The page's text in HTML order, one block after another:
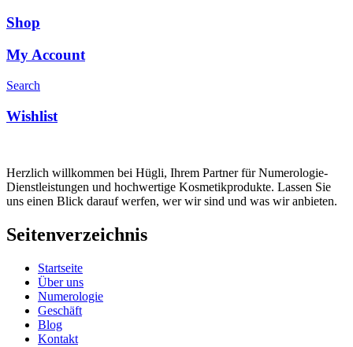
Shop
My Account
Search
Wishlist
Herzlich willkommen bei Hügli, Ihrem Partner für Numerologie-
Dienstleistungen und hochwertige Kosmetikprodukte. Lassen Sie
uns einen Blick darauf werfen, wer wir sind und was wir anbieten.
Seitenverzeichnis
Startseite
Über uns
Numerologie
Geschäft
Blog
Kontakt